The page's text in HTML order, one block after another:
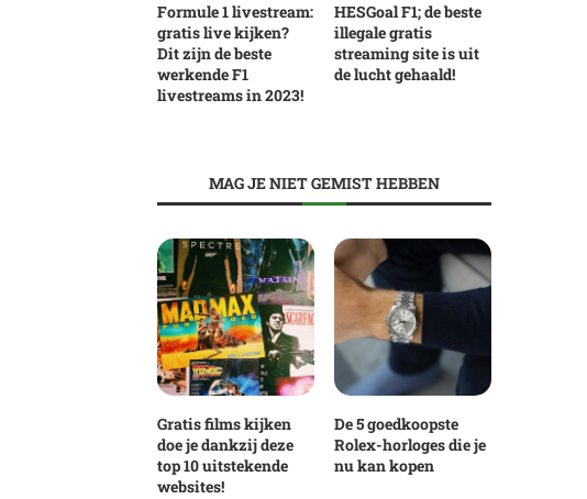
Formule 1 livestream:
gratis live kijken?
Dit zijn de beste
werkende F1
livestreams in 2023!
HESGoal F1; de beste
illegale gratis
streaming site is uit
de lucht gehaald!
MAG JE NIET GEMIST HEBBEN
Gratis films kijken
doe je dankzij deze
top 10 uitstekende
websites!
De 5 goedkoopste
Rolex-horloges die je
nu kan kopen